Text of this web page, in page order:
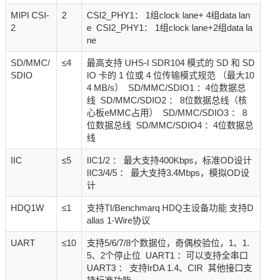
MIPI CSI-
2
2
CSI2_PHY1： 1组clock lane+ 4组data lan
e CSI2_PHY1： 1组clock lane+2组data la
ne
SD/MMC/
SDIO
≤4
最高支持 UHS-I SDR104 模式的 SD 和 SD
IO 卡的 1 位或 4 位传输模式规范 （最大10
4 MB/s） SD/MMC/SDIO1 ：4位数据总
线 SD/MMC/SDIO2 ： 8位数据总线（核
心板eMMC占用） SD/MMC/SDIO3 ： 8
位数据总线 SD/MMC/SDIO4 ：4位数据总
线
IIC ≤5
IIC1/2 ： 最大支持400Kbps，标准OD设计
IIC3/4/5 ： 最大支持3.4Mbps，模拟OD设
计
HDQ1W ≤1
支持TI/Benchmarq HDQ主设备功能 支持D
allas 1-Wire协议
UART ≤10
支持5/6/7/8个数据位，奇偶校验位，1、1.
5、2个停止位 UART1 ：可以支持全串口
UART3 ： 支持IrDA 1.4、CIR 其他接口支